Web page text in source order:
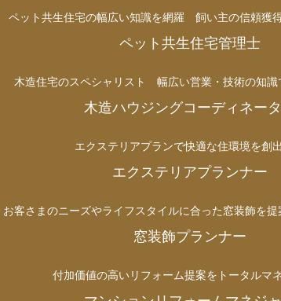
ペット共生住宅の幅広い知識を網羅 飼い主の信頼獲
ペット共生住宅管理士
木造住宅のスペシャリスト 幅広い営業・技術の知識
木造ハウジングコーディネー
エクステリアプランで快適な住環境を創
エクステリアプランナー
お客さまのニーズやライフスタイルに合った窓装飾を
窓装飾プランナー
付加価値の高いリフォーム提案をトータルマ